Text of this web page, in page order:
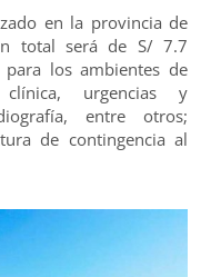
en la provincia de
total será de S/ 7.7
los ambientes de
urgencias y
entre otros;
de contingencia al